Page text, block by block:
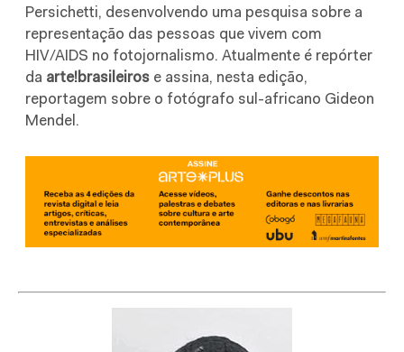
Persichetti, desenvolvendo uma pesquisa sobre a
representação das pessoas que vivem com
HIV/AIDS no fotojornalismo. Atualmente é repórter
da arte!brasileiros e assina, nesta edição,
reportagem sobre o fotógrafo sul-africano Gideon
Mendel.